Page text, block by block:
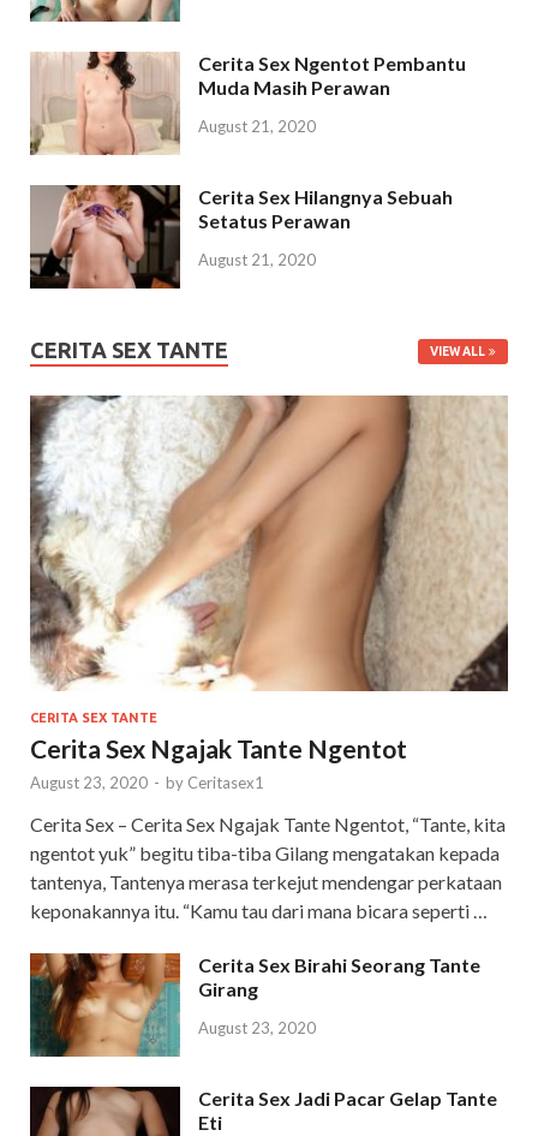
Cerita Sex Ngentot Pembantu
Muda Masih Perawan
August 21, 2020
Cerita Sex Hilangnya Sebuah
Setatus Perawan
August 21, 2020
CERITA SEX TANTE VIEW ALL
CERITA SEX TANTE
Cerita Sex Ngajak Tante Ngentot
August 23, 2020 - by Ceritasex1
Cerita Sex – Cerita Sex Ngajak Tante Ngentot, “Tante, kita
ngentot yuk” begitu tiba-tiba Gilang mengatakan kepada
tantenya, Tantenya merasa terkejut mendengar perkataan
keponakannya itu. “Kamu tau dari mana bicara seperti …
Cerita Sex Birahi Seorang Tante
Girang
August 23, 2020
Cerita Sex Jadi Pacar Gelap Tante
Eti